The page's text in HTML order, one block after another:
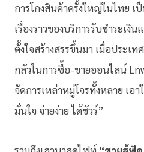
การโกงสินค้าครั้งใหญ่ในไทย เ
เรื่องราวของบริการรับชำระเงิ
ตั้งใจสร้างสรรขึ้นมา เมื่อประเ
กลัวในการซื้อ-ขายออนไลน์
จัดการเหล่าหมู่โจรทั้งหลาย เอ
มั่นใจ จ่ายง่าย ได้ชัวร์”